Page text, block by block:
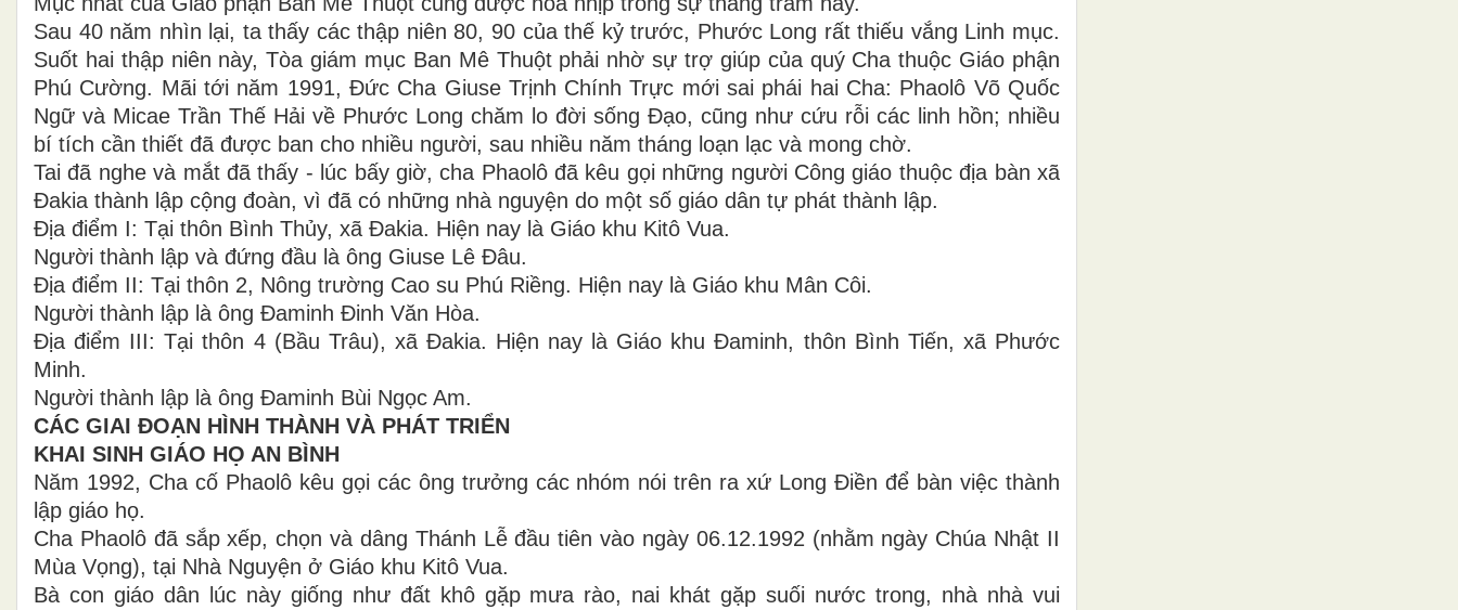
Sau 40 năm nhìn lại, ta thấy các thập niên 80, 90 của thế kỷ trước, Phước Long rất thiếu vắng Linh mục.
Suốt hai thập niên này, Tòa giám mục Ban Mê Thuột phải nhờ sự trợ giúp của quý Cha thuộc Giáo phận
Phú Cường. Mãi tới năm 1991, Đức Cha Giuse Trịnh Chính Trực mới sai phái hai Cha: Phaolô Võ Quốc
Ngữ và Micae Trần Thế Hải về Phước Long chăm lo đời sống Đạo, cũng như cứu rỗi các linh hồn; nhiều
bí tích cần thiết đã được ban cho nhiều người, sau nhiều năm tháng loạn lạc và mong chờ.
Tai đã nghe và mắt đã thấy - lúc bấy giờ, cha Phaolô đã kêu gọi những người Công giáo thuộc địa bàn xã
Đakia thành lập cộng đoàn, vì đã có những nhà nguyện do một số giáo dân tự phát thành lập.
Địa điểm I: Tại thôn Bình Thủy, xã Đakia. Hiện nay là Giáo khu Kitô Vua.
Người thành lập và đứng đầu là ông Giuse Lê Đâu.
Địa điểm II: Tại thôn 2, Nông trường Cao su Phú Riềng. Hiện nay là Giáo khu Mân Côi.
Người thành lập là ông Đaminh Đinh Văn Hòa.
Địa điểm III: Tại thôn 4 (Bầu Trâu), xã Đakia. Hiện nay là Giáo khu Đaminh, thôn Bình Tiến, xã Phước
Minh.
Người thành lập là ông Đaminh Bùi Ngọc Am.
CÁC GIAI ĐOẠN HÌNH THÀNH VÀ PHÁT TRIỂN
KHAI SINH GIÁO HỌ AN BÌNH
Năm 1992, Cha cố Phaolô kêu gọi các ông trưởng các nhóm nói trên ra xứ Long Điền để bàn việc thành
lập giáo họ.
Cha Phaolô đã sắp xếp, chọn và dâng Thánh Lễ đầu tiên vào ngày 06.12.1992 (nhằm ngày Chúa Nhật II
Mùa Vọng), tại Nhà Nguyện ở Giáo khu Kitô Vua.
Bà con giáo dân lúc này giống như đất khô gặp mưa rào, nai khát gặp suối nước trong, nhà nhà vui